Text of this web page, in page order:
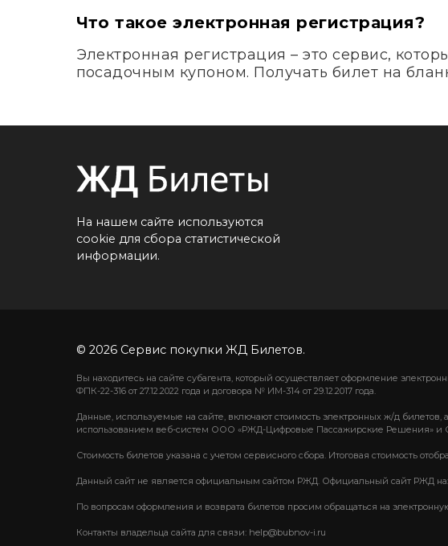
Что такое электронная регистрация?
Электронная регистрация – это сервис,
посадочным купоном. Получать билет на
На нашем сайте используются
cookie для сбора статистической
информации.
© 2026 Сервис покупки ЖД Билетов.
Вы находитесь на сайте субагента, который осуществляет оформление
ФПК-22-316 от 27.12.2022 года и договора № ИМ-314 от 29.12.2017 года.
Данные, используемые на сайте, включают стоимость электронных ж/д
использованием веб-систем ООО «РЖД-Цифровые Пассажирские Решения» и
Стоимость билетов указана с учетом сервисного сбора. Итоговая стоимость
Данный сайт не является официальным сайтом РЖД. Официальный сайт РЖД
По вопросам оформления и возврата билетов просим обращаться на
Контакты владельца сайта для связи: help@bubnov-i.ru